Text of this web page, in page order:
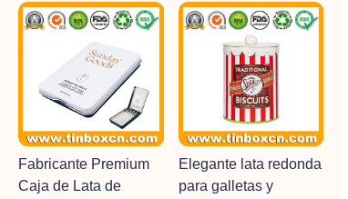
Fabricante Premium
Caja de Lata de
Elegante lata redonda
para galletas y